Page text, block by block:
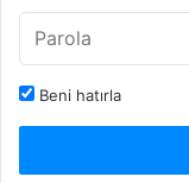
Beni hatırla